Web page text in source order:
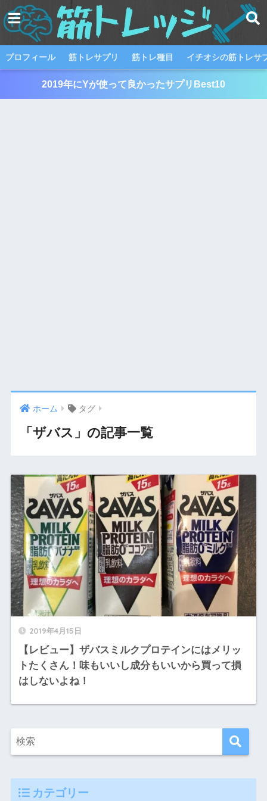
プロフィール 筋トレサプリ 筋トレ種目 イチオシの筋トレサ
2019年にYが使って良かったサプリBest10
ホーム タグ
「ザバス」の記事一覧
2019年4月15日
【レビュー】ザバスミルクプロテインにはメリッ
トたくさん！味もいいし成分もいいから買って損
はしないよね！
カテゴリー